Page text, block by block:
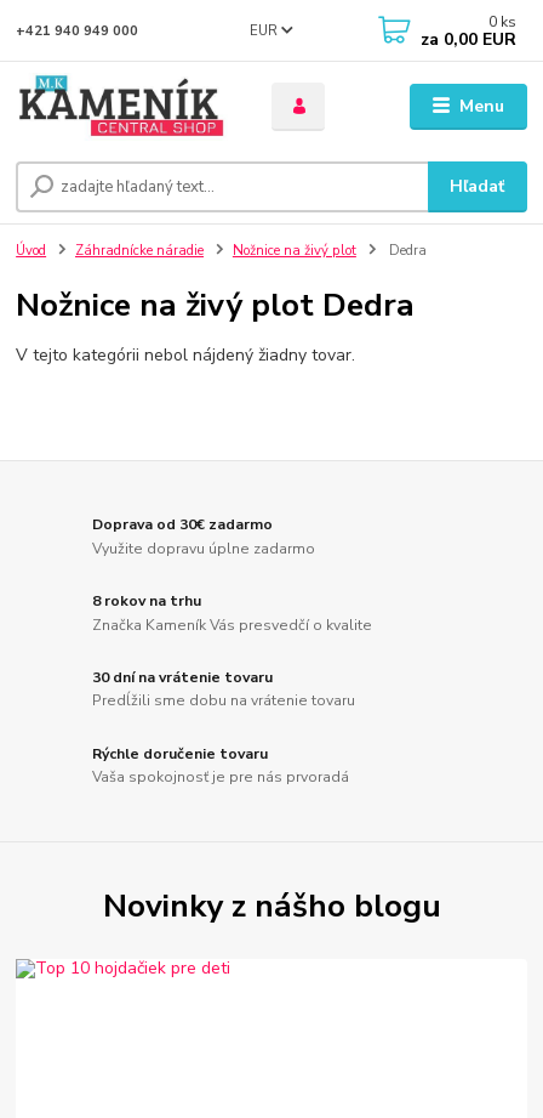
Menu
EUR
Hľadať
+421 940 949 000 0 ks
za 0,00 EUR
Úvod Záhradnícke náradie Nožnice na živý plot Dedra
Nožnice na živý plot Dedra
V tejto kategórii nebol nájdený žiadny tovar.
Doprava od 30€ zadarmo
Využite dopravu úplne zadarmo
8 rokov na trhu
Značka Kameník Vás presvedčí o kvalite
30 dní na vrátenie tovaru
Predĺžili sme dobu na vrátenie tovaru
Rýchle doručenie tovaru
Vaša spokojnosť je pre nás prvoradá
Novinky z nášho blogu